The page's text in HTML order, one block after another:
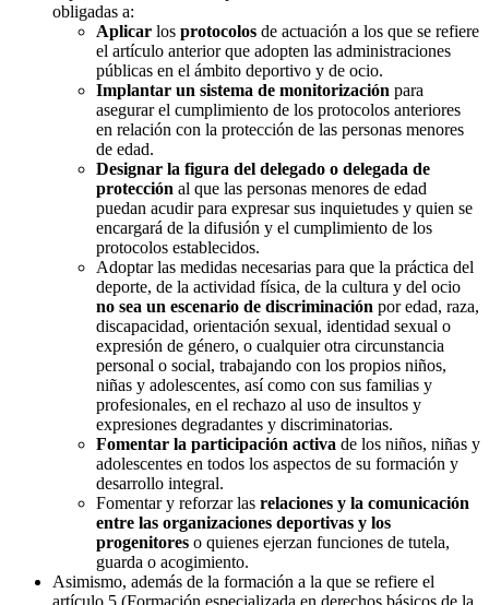
obligadas a:
Aplicar los protocolos de actuación a los que se refiere
el artículo anterior que adopten las administraciones
públicas en el ámbito deportivo y de ocio.
Implantar un sistema de monitorización para
asegurar el cumplimiento de los protocolos anteriores
en relación con la protección de las personas menores
de edad.
Designar la figura del delegado o delegada de
protección al que las personas menores de edad
puedan acudir para expresar sus inquietudes y quien se
encargará de la difusión y el cumplimiento de los
protocolos establecidos.
Adoptar las medidas necesarias para que la práctica del
deporte, de la actividad física, de la cultura y del ocio
no sea un escenario de discriminación por edad, raza,
discapacidad, orientación sexual, identidad sexual o
expresión de género, o cualquier otra circunstancia
personal o social, trabajando con los propios niños,
niñas y adolescentes, así como con sus familias y
profesionales, en el rechazo al uso de insultos y
expresiones degradantes y discriminatorias.
Fomentar la participación activa de los niños, niñas y
adolescentes en todos los aspectos de su formación y
desarrollo integral.
Fomentar y reforzar las relaciones y la comunicación
entre las organizaciones deportivas y los
progenitores o quienes ejerzan funciones de tutela,
guarda o acogimiento.
Asimismo, además de la formación a la que se refiere el
artículo 5 (Formación especializada en derechos básicos de la